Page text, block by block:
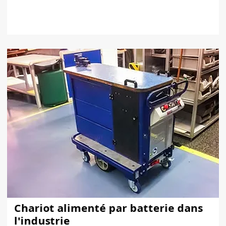
Chariot alimenté par batterie dans
l'industrie